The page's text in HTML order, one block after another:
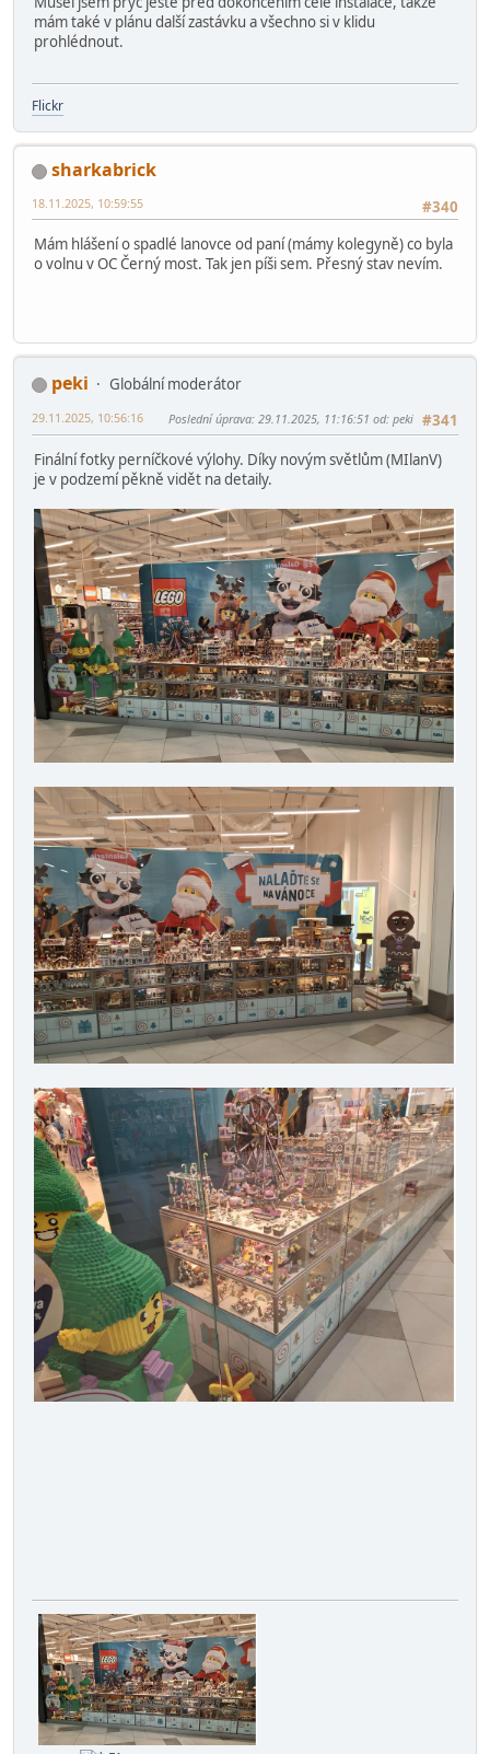
mám také v plánu další zastávku a všechno si v klidu
prohlédnout.
Flickr
sharkabrick
#340
18.11.2025, 10:59:55
Mám hlášení o spadlé lanovce od paní (mámy kolegyně) co byla
o volnu v OC Černý most. Tak jen píši sem. Přesný stav nevím.
peki
Globální moderátor
#341
29.11.2025, 10:56:16 Poslední úprava: 29.11.2025, 11:16:51 od: peki
Finální fotky perníčkové výlohy. Díky novým světlům (MIlanV)
je v podzemí pěkně vidět na detaily.